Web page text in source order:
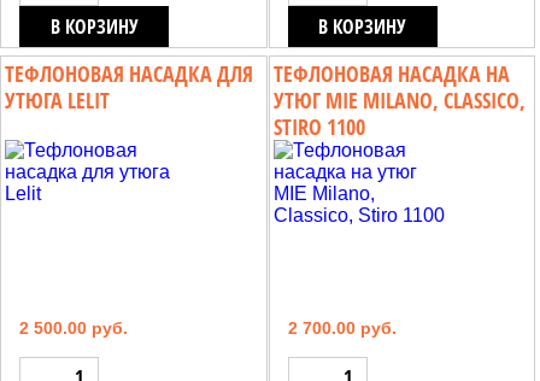
В КОРЗИНУ В КОРЗИНУ
ТЕФЛОНОВАЯ НАСАДКА ДЛЯ
УТЮГА LELIT
2 500.00 руб.
ТЕФЛОНОВАЯ НАСАДКА НА
УТЮГ MIE MILANO, CLASSICO,
STIRO 1100
2 700.00 руб.